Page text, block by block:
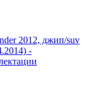
2012, джип/suv
-